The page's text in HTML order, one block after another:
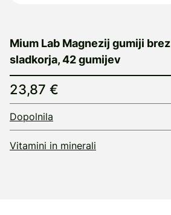
Mium Lab Magnezij gumiji brez
sladkorja, 42 gumijev
23,87 €
Dopolnila
Vitamini in minerali